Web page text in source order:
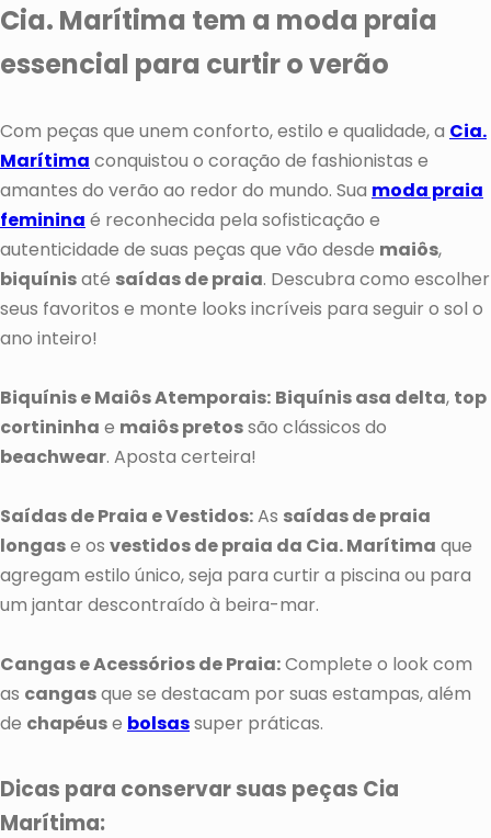
Cia. Marítima tem a moda praia
essencial para curtir o verão
Com peças que unem conforto, estilo e qualidade, a Cia.
Marítima conquistou o coração de fashionistas e
amantes do verão ao redor do mundo. Sua moda praia
feminina é reconhecida pela sofisticação e
autenticidade de suas peças que vão desde maiôs,
biquínisaté saídas de praia. Descubra como escolher
seus favoritos e monte looks incríveis para seguir o sol o
ano inteiro!
Biquínis e Maiôs Atemporais: Biquínis asa delta, top
cortininha e maiôs pretossão clássicos do
beachwear. Aposta certeira!
Saídas de Praia e Vestidos:As saídas de praia
longase os vestidos de praia da Cia. Marítima que
agregam estilo único, seja para curtir a piscina ou para
um jantar descontraído à beira-mar.
Cangas e Acessórios de Praia:Complete o look com
as cangasque se destacam por suas estampas, além
de chapéuse bolsassuper práticas.
Dicas para conservar suas peças Cia
Marítima: